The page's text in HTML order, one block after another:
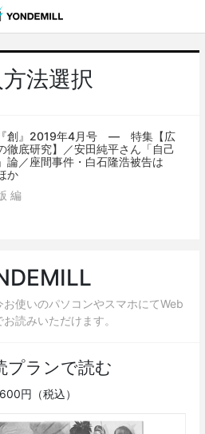
法選択
創』2019年4月号 ― 特集【広
徹底研究】／安田純平さん「自己
論／座間事件・白石隆浩被告は
か
編
使いのパソコンやスマホにてWeb
読みいただけます。
プランで読む
円（税込）